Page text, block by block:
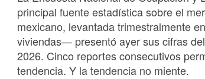
principal fuente estadística sobre el
mexicano, levantada trimestralmente
viviendas— presentó ayer sus cifras
2026. Cinco reportes consecutivos
tendencia. Y la tendencia no miente.